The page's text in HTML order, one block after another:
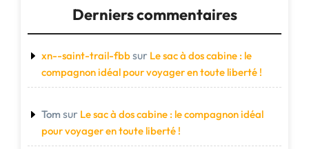
Derniers commentaires
xn--saint-trail-fbbsur Le sac à dos cabine : le
compagnon idéal pour voyager en toute liberté !
Tom sur Le sac à dos cabine : le compagnon idéal
pour voyager en toute liberté !